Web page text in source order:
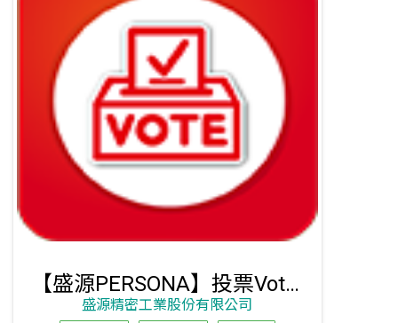
【盛源PERSONA】投票Vote軟體
盛源精密工業股份有限公司